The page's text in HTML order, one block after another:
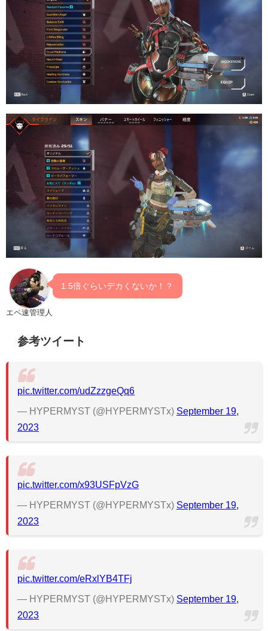
エペ速管理人
1.5倍ぐらいデカくないか！？
参考ツイート
pic.twitter.com/udZzzgeQq6
— HYPERMYST (@HYPERMYSTx) September 19,
2023
pic.twitter.com/x93USFpVzG
— HYPERMYST (@HYPERMYSTx) September 19,
2023
pic.twitter.com/eRxlYB4TFj
— HYPERMYST (@HYPERMYSTx) September 19,
2023